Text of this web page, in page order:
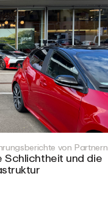
von Partnern
Schlichtheit und die